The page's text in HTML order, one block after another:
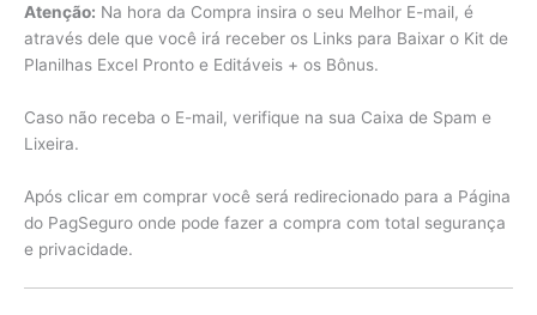
Atenção: Na hora da Compra insira o seu Melhor E-mail, é
através dele que você irá receber os Links para Baixar o Kit de
Planilhas Excel Pronto e Editáveis + os Bônus.
Caso não receba o E-mail, verifique na sua Caixa de Spam e
Lixeira.
Após clicar em comprar você será redirecionado para a Página
do PagSeguro onde pode fazer a compra com total segurança
e privacidade.